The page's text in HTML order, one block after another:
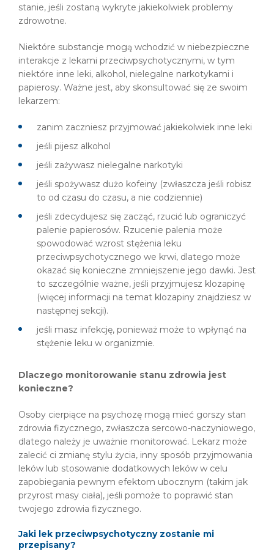
stanie, jeśli zostaną wykryte jakiekolwiek problemy
zdrowotne.
Niektóre substancje mogą wchodzić w niebezpieczne
interakcje z lekami przeciwpsychotycznymi, w tym
niektóre inne leki, alkohol, nielegalne narkotykami i
papierosy. Ważne jest, aby skonsultować się ze swoim
lekarzem:
zanim zaczniesz przyjmować jakiekolwiek inne leki
jeśli pijesz alkohol
jeśli zażywasz nielegalne narkotyki
jeśli spożywasz dużo kofeiny (zwłaszcza jeśli robisz
to od czasu do czasu, a nie codziennie)
jeśli zdecydujesz się zacząć, rzucić lub ograniczyć
palenie papierosów. Rzucenie palenia może
spowodować wzrost stężenia leku
przeciwpsychotycznego we krwi, dlatego może
okazać się konieczne zmniejszenie jego dawki. Jest
to szczególnie ważne, jeśli przyjmujesz klozapinę
(więcej informacji na temat klozapiny znajdziesz w
następnej sekcji).
jeśli masz infekcję, ponieważ może to wpłynąć na
stężenie leku w organizmie.
Dlaczego monitorowanie stanu zdrowia jest
konieczne?
Osoby cierpiące na psychozę mogą mieć gorszy stan
zdrowia fizycznego, zwłaszcza sercowo-naczyniowego,
dlatego należy je uważnie monitorować. Lekarz może
zalecić ci zmianę stylu życia, inny sposób przyjmowania
leków lub stosowanie dodatkowych leków w celu
zapobiegania pewnym efektom ubocznym (takim jak
przyrost masy ciała), jeśli pomoże to poprawić stan
twojego zdrowia fizycznego.
Jaki lek przeciwpsychotyczny zostanie mi
przepisany?